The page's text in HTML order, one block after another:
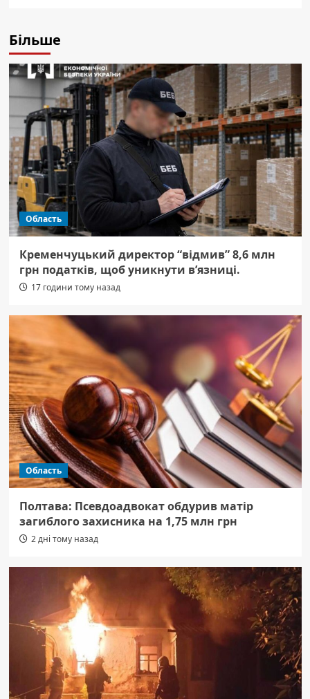
Більше
Область
Кременчуцький директор “відмив” 8,6 млн
грн податків, щоб уникнути в’язниці.
17 години тому назад
Область
Полтава: Псевдоадвокат обдурив матір
загиблого захисника на 1,75 млн грн
2 дні тому назад